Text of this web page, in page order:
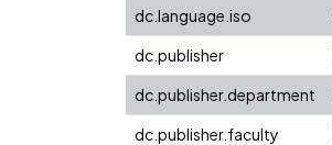
dc.language.iso
dc.publisher
dc.publisher.department
dc.publisher.faculty